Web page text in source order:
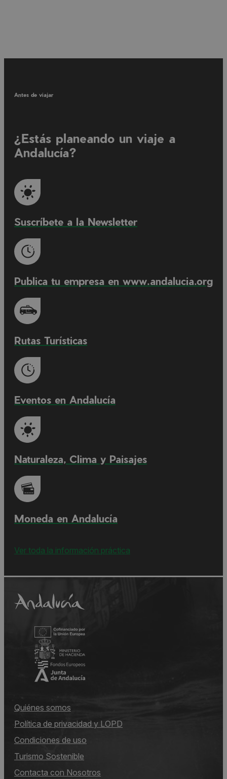
Antes de viajar
¿Estás planeando un viaje a
Andalucía?
Suscríbete a la Newsletter
Publica tu empresa en www.andalucia.org
Rutas Turísticas
Eventos en Andalucía
Naturaleza, Clima y Paisajes
Moneda en Andalucía
Ver toda la información práctica
Quiénes somos
Política de privacidad y LOPD
Condiciones de uso
Turismo Sostenible
Contacta con Nosotros